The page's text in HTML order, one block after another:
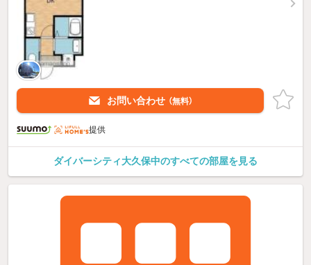
お問い合わせ （無料）
提供
ダイバーシティ大久保中のすべての部屋を見る